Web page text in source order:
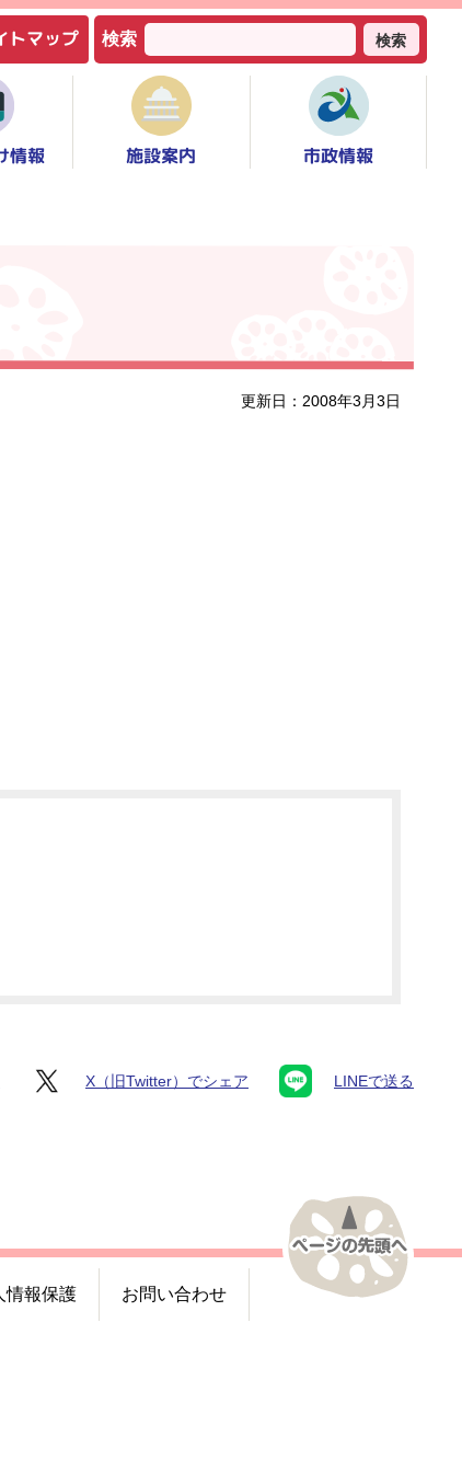
トマップ 検索 検索
情報 施設案内 市政情報
更新日：2008年3月3日
X（旧Twitter）でシェア LINEで送る
情報保護 お問い合わせ